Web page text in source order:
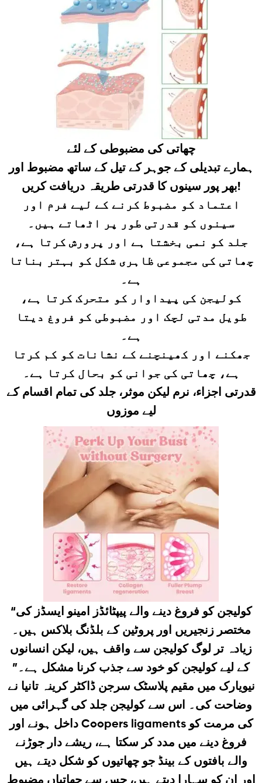
چھاتی کی مضبوطی کے لئے
ہمارے تبدیلی کے جوہر کے تیل کے ساتھ مضبوط اور
بھر پور سینوں کا قدرتی طریقہ دریافت کریں!
اعتماد کو مضبوط کرنے کے لیے فرم اور
سینوں کو قدرتی طور پر اٹھاتے ہیں۔
جلد کو نمی بخشتا ہے اور پرورش کرتا ہے،
چھاتی کی مجموعی ظاہری شکل کو بہتر بناتا
ہے۔
کولیجن کی پیداوار کو متحرک کرتا ہے،
طویل مدتی لچک اور مضبوطی کو فروغ دیتا
ہے۔
جھکنے اور کھینچنے کے نشانات کو کم کرتا
ہے، چھاتی کی جوانی کو بحال کرتا ہے۔
قدرتی اجزاء، نرم لیکن موثر، جلد کی تمام اقسام کے
لیے موزوں
“کولیجن کو فروغ دینے والے پیپٹائڈز امینو ایسڈز کی
مختصر زنجیریں اور پروٹین کے بلڈنگ بلاکس ہیں۔
زیادہ تر لوگ کولیجن سے واقف ہیں، لیکن انسانوں
کے لیے کولیجن کو خود سے جذب کرنا مشکل ہے۔”
نیویارک میں مقیم پلاسٹک سرجن ڈاکٹر کرینہ تانیا نے
وضاحت کی۔ اس سے کولیجن جلد کی گہرائی میں
داخل ہونے اور Coopers ligaments کی مرمت کو
فروغ دینے میں مدد کر سکتا ہے، ریشے دار جوڑنے
والے بافتوں کے بینڈ جو چھاتیوں کو شکل دیتے ہیں
اور ان کو سہارا دیتے ہیں، جس سے چھاتیاں مضبوط